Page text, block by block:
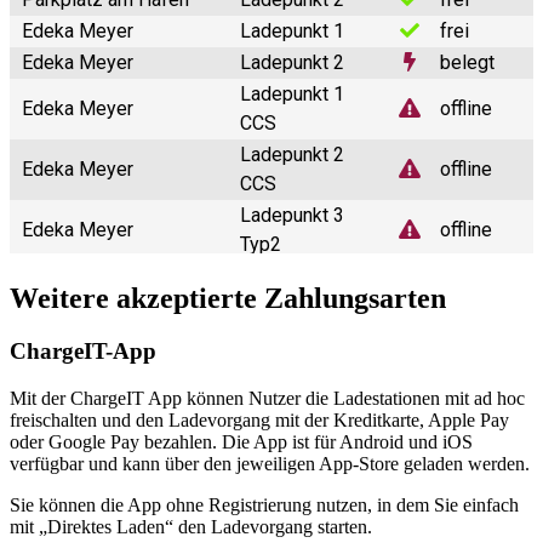
Weitere akzeptierte Zahlungsarten
ChargeIT-App
Mit der ChargeIT App können Nutzer die Ladestationen mit ad hoc
freischalten und den Ladevorgang mit der Kreditkarte, Apple Pay
oder Google Pay bezahlen. Die App ist für Android und iOS
verfügbar und kann über den jeweiligen App-Store geladen werden.
Sie können die App ohne Registrierung nutzen, in dem Sie einfach
mit „Direktes Laden“ den Ladevorgang starten.